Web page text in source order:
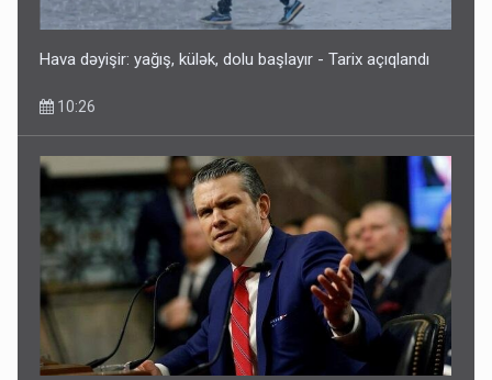
Hava dəyişir: yağış, külək, dolu başlayır - Tarix açıqlandı
10:26